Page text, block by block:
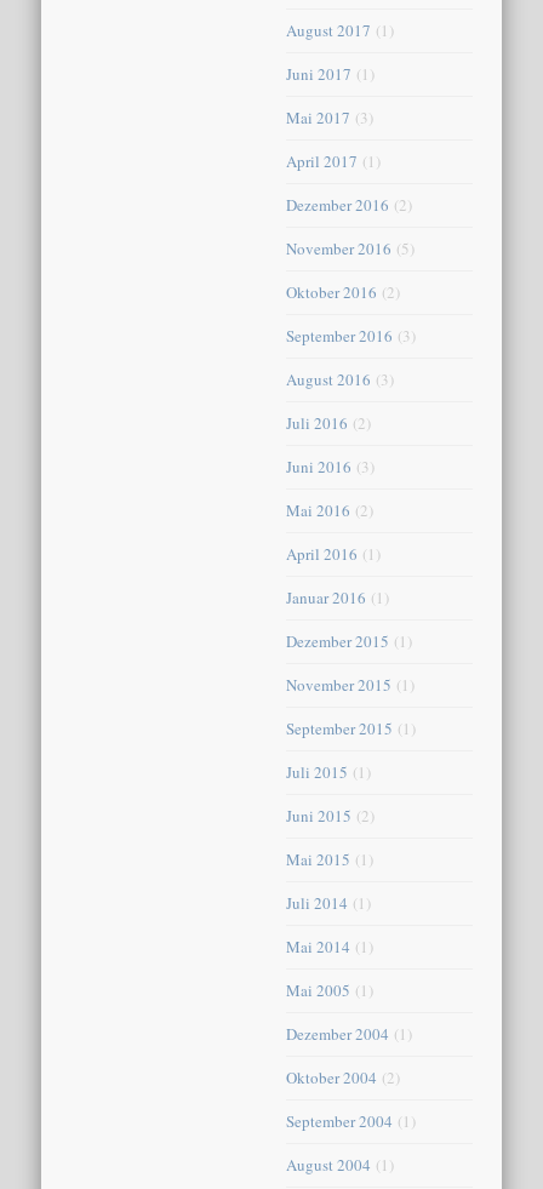
August 2017 (1)
Juni 2017 (1)
Mai 2017 (3)
April 2017 (1)
Dezember 2016 (2)
November 2016 (5)
Oktober 2016 (2)
September 2016 (3)
August 2016 (3)
Juli 2016 (2)
Juni 2016 (3)
Mai 2016 (2)
April 2016 (1)
Januar 2016 (1)
Dezember 2015 (1)
November 2015 (1)
September 2015 (1)
Juli 2015 (1)
Juni 2015 (2)
Mai 2015 (1)
Juli 2014 (1)
Mai 2014 (1)
Mai 2005 (1)
Dezember 2004 (1)
Oktober 2004 (2)
September 2004 (1)
August 2004 (1)